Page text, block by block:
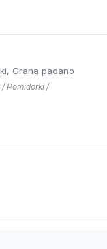
Grana padano
Pomidorki /